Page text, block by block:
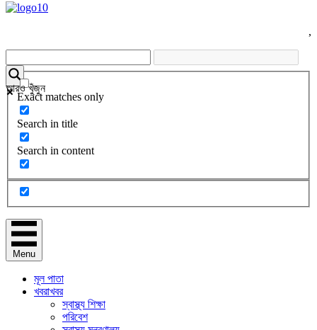
,
আরও খুঁজুন
Exact matches only
Search in title
Search in content
Menu
মূল পাতা
খবরাখবর
স্বাস্থ্য শিক্ষা
পরিবেশ